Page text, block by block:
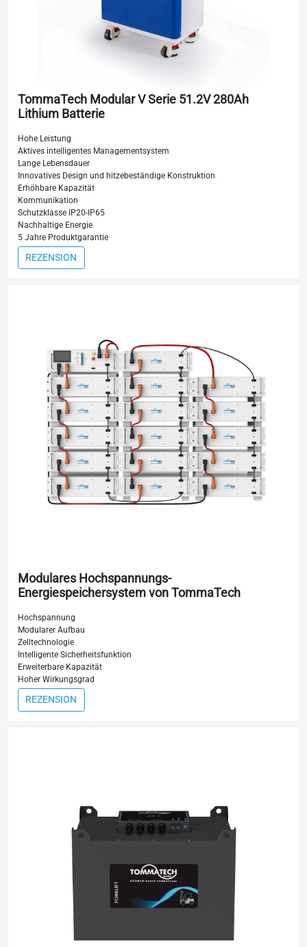
TommaTech Modular V Serie 51.2V 280Ah
Lithium Batterie
Hohe Leistung
Aktives intelligentes Managementsystem
Lange Lebensdauer
Innovatives Design und hitzebeständige Konstruktion
Erhöhbare Kapazität
Kommunikation
Schutzklasse IP20-IP65
Nachhaltige Energie
5 Jahre Produktgarantie
REZENSION
Modulares Hochspannungs-
Energiespeichersystem von TommaTech
Hochspannung
Modularer Aufbau
Zelltechnologie
Intelligente Sicherheitsfunktion
Erweiterbare Kapazität
Hoher Wirkungsgrad
REZENSION